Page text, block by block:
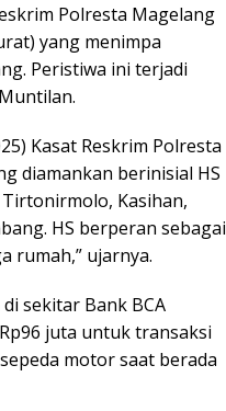
Polresta Magelang
yang menimpa
Peristiwa ini terjadi
Kasat Reskrim Polresta
diamankan berinisial HS
Kasihan,
HS berperan sebagai
rumah,” ujarnya.
sekitar Bank BCA
juta untuk transaksi
motor saat berada